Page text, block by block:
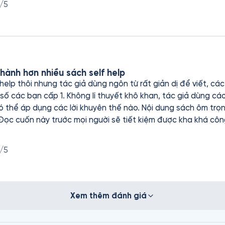
rất ngưỡng mộ bạn, cảm thấy vì sự khéo léo mà bạn được
mỏi, đôi lúc bạn phải làm hài lòng nhu cầu người khác
thì sách đã cho mình câu trả lời mà mình cần, thẳng phần
nếu tự mình trải nghiệm sẽ rất vất vả, và khó tìm ra, nhưng
/5
hơn nhiều sách self help
thôi nhưng tác giả dùng ngôn từ rất giản dị để viết,
các bạn cấp 1. Không lí thuyết khô khan, tác giả dùng
khuyên thế nào. Nội dung sách ôm trọn được gần như hết các
cuốn này trước mọi người sẽ tiết kiệm được kha khá
/5
Xem thêm đánh giá